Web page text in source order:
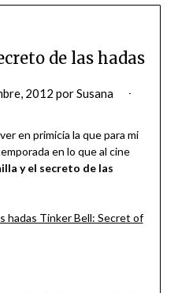
de las hadas
2012 porSusana
en primicia la que para mi
en lo que al cine
y el secreto de las